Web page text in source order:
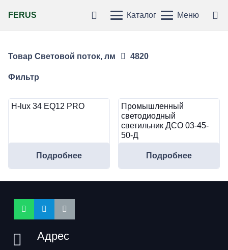
FERUS Каталог Меню
Товар Световой поток, лм 4820
Фильтр
H-lux 34 EQ12 PRO
Подробнее
Промышленный
светодиодный
светильник ДСО 03-45-
50-Д
Подробнее
Адрес